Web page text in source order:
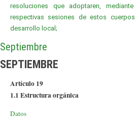
resoluciones que adoptaren,
respectivas sesiones de estos
desarrollo local;
Septiembre
SEPTIEMBRE
Artículo 19
1.1 Estructura orgánica
Datos